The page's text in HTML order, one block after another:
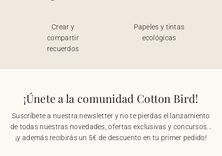
Crear y
compartir
recuerdos
Papeles y tintas
ecológicas
¡Únete a la comunidad Cotton Bird!
Suscríbete a nuestra newsletter y no te pierdas el lanzamiento
de todas nuestras novedades, ofertas exclusivas y concursos...
¡y además recibirás un 5€ de descuento en tu primer pedido!